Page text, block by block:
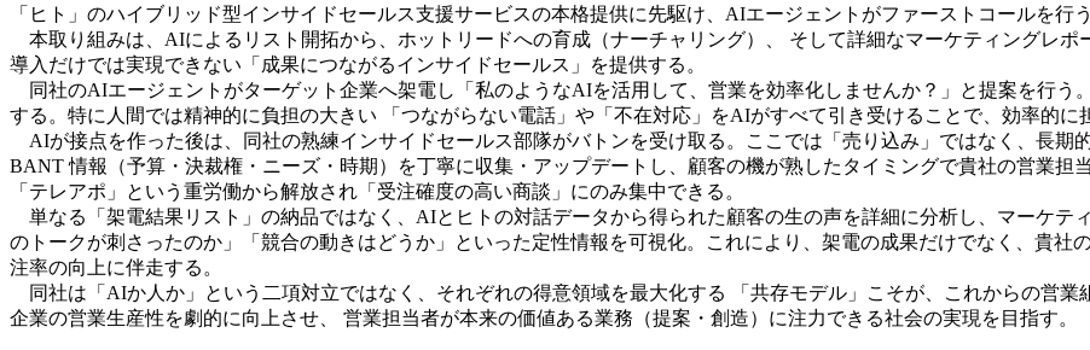
「ヒト」のハイブリッド型インサイドセールス支援サービスの本格提供に先駆け、AIエージェントがファーストコールを行
本取り組みは、AIによるリスト開拓から、ホットリードへの育成（ナーチャリング）、 そして詳細なマーケティングレ
導入だけでは実現できない「成果につながるインサイドセールス」を提供する。
同社のAIエージェントがターゲット企業へ架電し「私のようなAIを活用して、営業を効率化しませんか？」と提案を行う
する。特に人間では精神的に負担の大きい 「つながらない電話」や「不在対応」をAIがすべて引き受けることで、効率的に
AIが接点を作った後は、同社の熟練インサイドセールス部隊がバトンを受け取る。ここでは「売り込み」ではなく、長期
BANT 情報（予算・決裁権・ニーズ・時期）を丁寧に収集・アップデートし、顧客の機が熟したタイミングで貴社の営業担
「テレアポ」という重労働から解放され「受注確度の高い商談」にのみ集中できる。
単なる「架電結果リスト」の納品ではなく、AIとヒトの対話データから得られた顧客の生の声を詳細に分析し、マーケテ
のトークが刺さったのか」「競合の動きはどうか」といった定性情報を可視化。これにより、架電の成果だけでなく、貴社
注率の向上に伴走する。
同社は「AIか人か」という二項対立ではなく、それぞれの得意領域を最大化する 「共存モデル」こそが、これからの営
企業の営業生産性を劇的に向上させ、 営業担当者が本来の価値ある業務（提案・創造）に注力できる社会の実現を目指す。